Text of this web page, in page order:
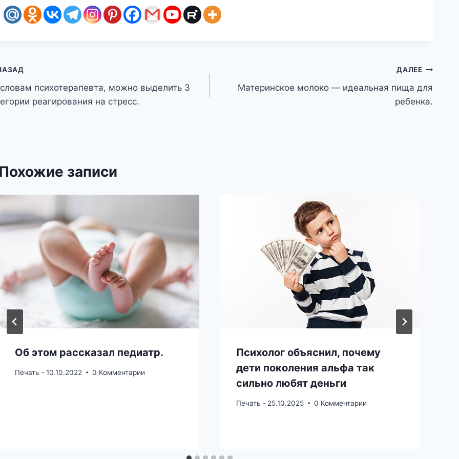
психотерапевта, можно выделить 3
реагирования на стресс.
ДАЛЕЕ
Материнское молоко — идеальная пища для
ребенка.
Похожие записи
Об этом рассказал педиатр.
Печать -10.10.2022 0 Комментарии
Психолог объяснил, почему
дети поколения альфа так
сильно любят деньги
Печать - 25.10.2025 0 Комментарии